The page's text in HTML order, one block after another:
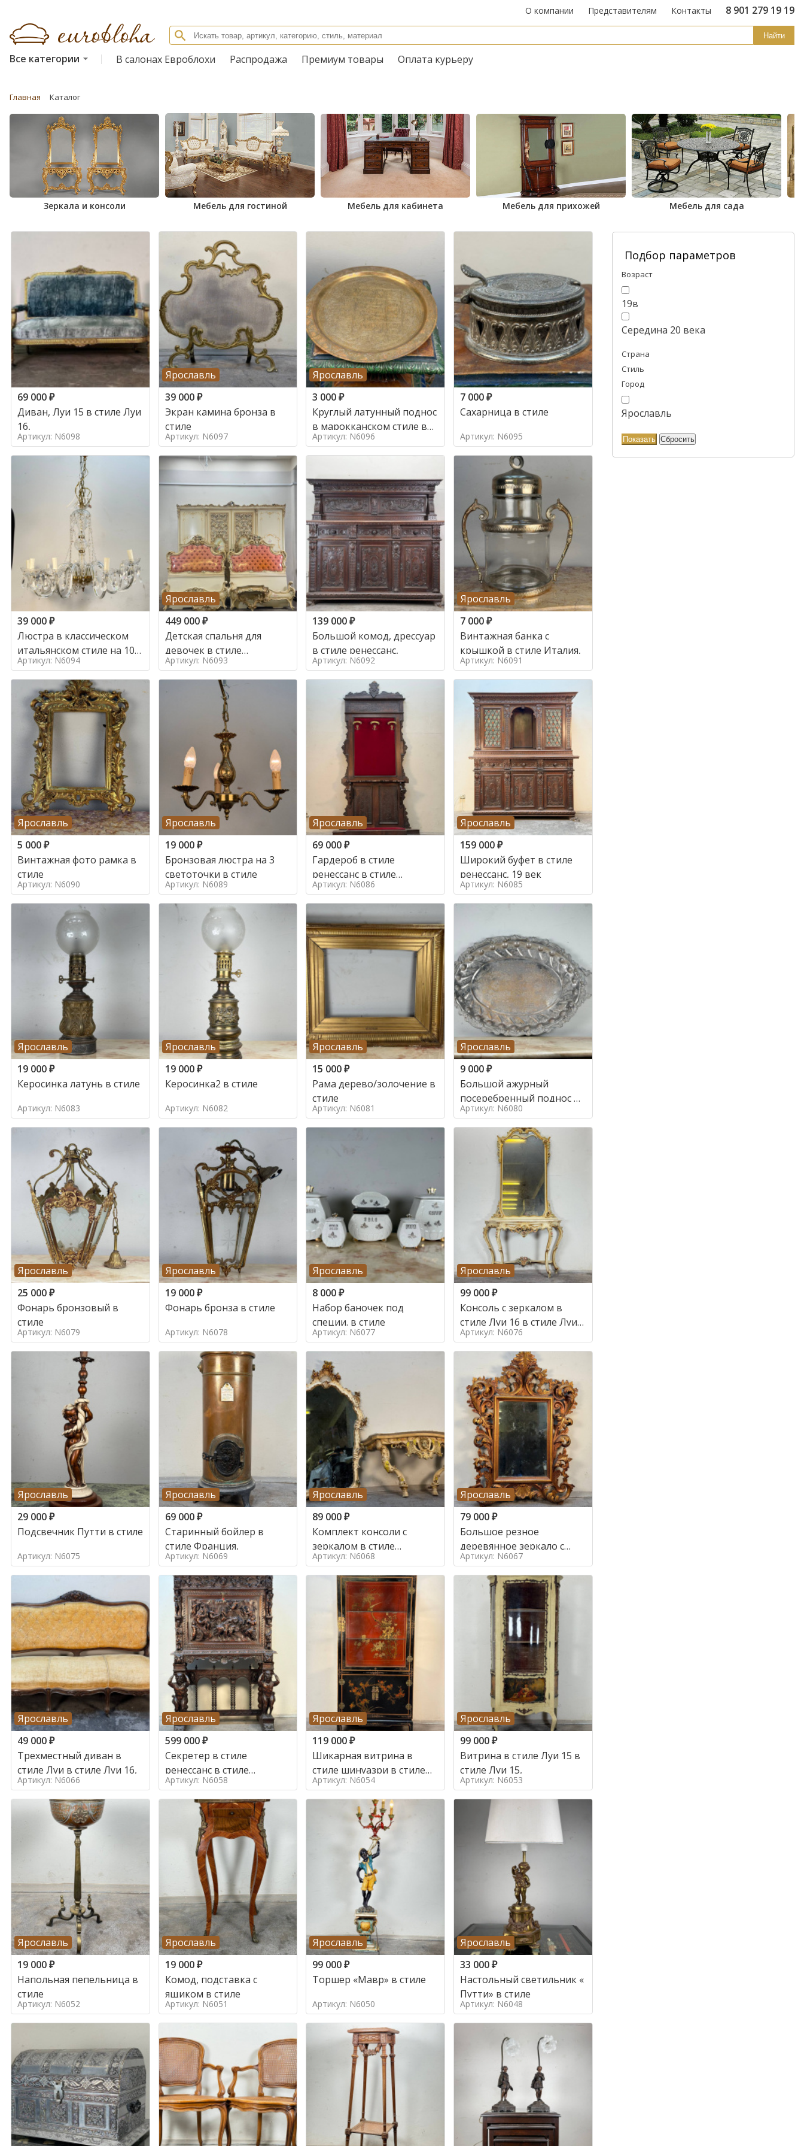
О компании Представителям Контакты 8 901 279 19 19
Найти
Все категории В салонах Евроблохи Распродажа Премиум товары Оплата курьеру
Главная Каталог
Зеркала и консоли Мебель для гостиной Мебель для кабинета Мебель для прихожей Мебель для сада
Подбор параметров
Возраст
19в
Середина 20 века
Страна
Стиль
Город
Ярославль
69 000₽
Диван, Луи 15 в стиле Луи
16,
Артикул: N6098
Ярославль
39 000₽
Экран камина бронза в
стиле
Артикул: N6097
Ярославль
3 000₽
Круглый латунный поднос
в марокканском стиле в
стиле
Артикул: N6096
7 000₽
Сахарница в стиле
Артикул: N6095
39 000₽
Люстра в классическом
итальянском стиле на 10
ламп. в стиле
Артикул: N6094
Ярославль
449 000₽
Детская спальня для
девочек в стиле
итальянского барокко в
стиле
Артикул: N6093
139 000₽
Большой комод, дрессуар
в стиле ренессанс,
Артикул: N6092
Ярославль
7 000₽
Винтажная банка с
крышкой в стиле Италия,
Артикул: N6091
Ярославль
5 000₽
Винтажная фото рамка в
стиле
Артикул: N6090
Ярославль
19 000₽
Бронзовая люстра на 3
светоточки в стиле
Артикул: N6089
Ярославль
69 000₽
Гардероб в стиле
ренессанс в стиле
ренессанс,
Артикул: N6086
Ярославль
159 000₽
Широкий буфет в стиле
ренессанс, 19 век
Артикул: N6085
Ярославль
19 000₽
Керосинка латунь в стиле
Артикул: N6083
Ярославль
19 000₽
Керосинка2 в стиле
Артикул: N6082
Ярославль
15 000₽
Рама дерево/золочение в
стиле
Артикул: N6081
Ярославль
9 000₽
Большой ажурный
посеребренный поднос в
стиле
Артикул: N6080
Ярославль
25 000₽
Фонарь бронзовый в
стиле
Артикул: N6079
Ярославль
19 000₽
Фонарь бронза в стиле
Артикул: N6078
Ярославль
8 000₽
Набор баночек под
специи. в стиле
Артикул: N6077
Ярославль
99 000₽
Консоль с зеркалом в
стиле Луи 16 в стиле Луи
16, Италия,
Артикул: N6076
Ярославль
29 000₽
Подсвечник Путти в стиле
Артикул: N6075
Ярославль
69 000₽
Старинный бойлер в
стиле Франция,
Артикул: N6069
Ярославль
89 000₽
Комплект консоли с
зеркалом в стиле
ренессанс,
Артикул: N6068
Ярославль
79 000₽
Большое резное
деревянное зеркало с
золочением в стиле
Артикул: N6067
Ярославль
49 000₽
Трехместный диван в
стиле Луи в стиле Луи 16,
Артикул: N6066
Ярославль
599 000₽
Секретер в стиле
ренессанс в стиле
ренессанс, 19 век
Артикул: N6058
Ярославль
119 000₽
Шикарная витрина в
стиле шинуазри в стиле
шинуазри,
Артикул: N6054
Ярославль
99 000₽
Витрина в стиле Луи 15 в
стиле Луи 15,
Артикул: N6053
Ярославль
19 000₽
Напольная пепельница в
стиле
Артикул: N6052
Ярославль
19 000₽
Комод, подставка с
ящиком в стиле
Артикул: N6051
Ярославль
99 000₽
Торшер «Мавр» в стиле
Артикул: N6050
Ярославль
33 000₽
Настольный светильник «
Путти» в стиле
Артикул: N6048